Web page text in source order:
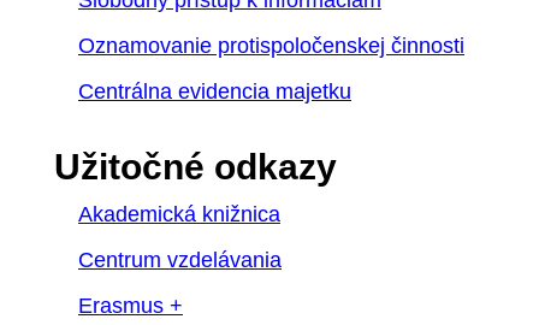
Oznamovanie protispoločenskej činnosti
Centrálna evidencia majetku
Užitočné odkazy
Akademická knižnica
Centrum vzdelávania
Erasmus +